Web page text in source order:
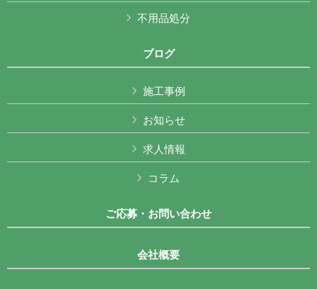
不用品処分
ブログ
施工事例
お知らせ
求人情報
コラム
ご応募・お問い合わせ
会社概要